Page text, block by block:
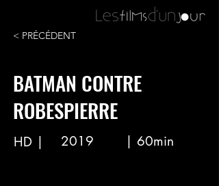
< PRÉCÉDENT
BATMAN CONTRE
ROBESPIERRE
HD | 2019 | 60min